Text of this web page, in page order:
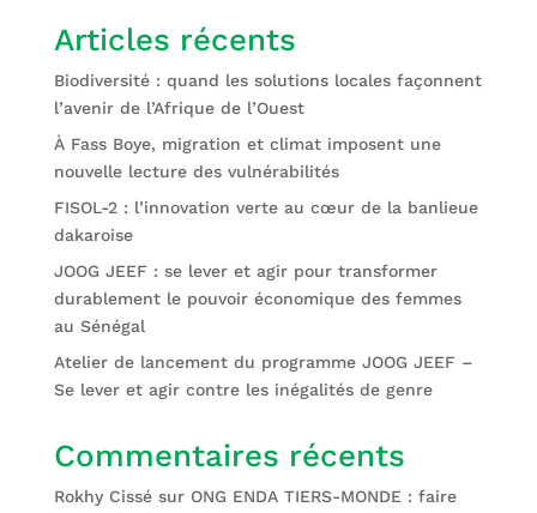
Articles récents
Biodiversité : quand les solutions locales façonnent
l’avenir de l’Afrique de l’Ouest
À Fass Boye, migration et climat imposent une
nouvelle lecture des vulnérabilités
FISOL-2 : l’innovation verte au cœur de la banlieue
dakaroise
JOOG JEEF : se lever et agir pour transformer
durablement le pouvoir économique des femmes
au Sénégal
Atelier de lancement du programme JOOG JEEF –
Se lever et agir contre les inégalités de genre
Commentaires récents
Rokhy Cissésur ONG ENDA TIERS-MONDE : faire